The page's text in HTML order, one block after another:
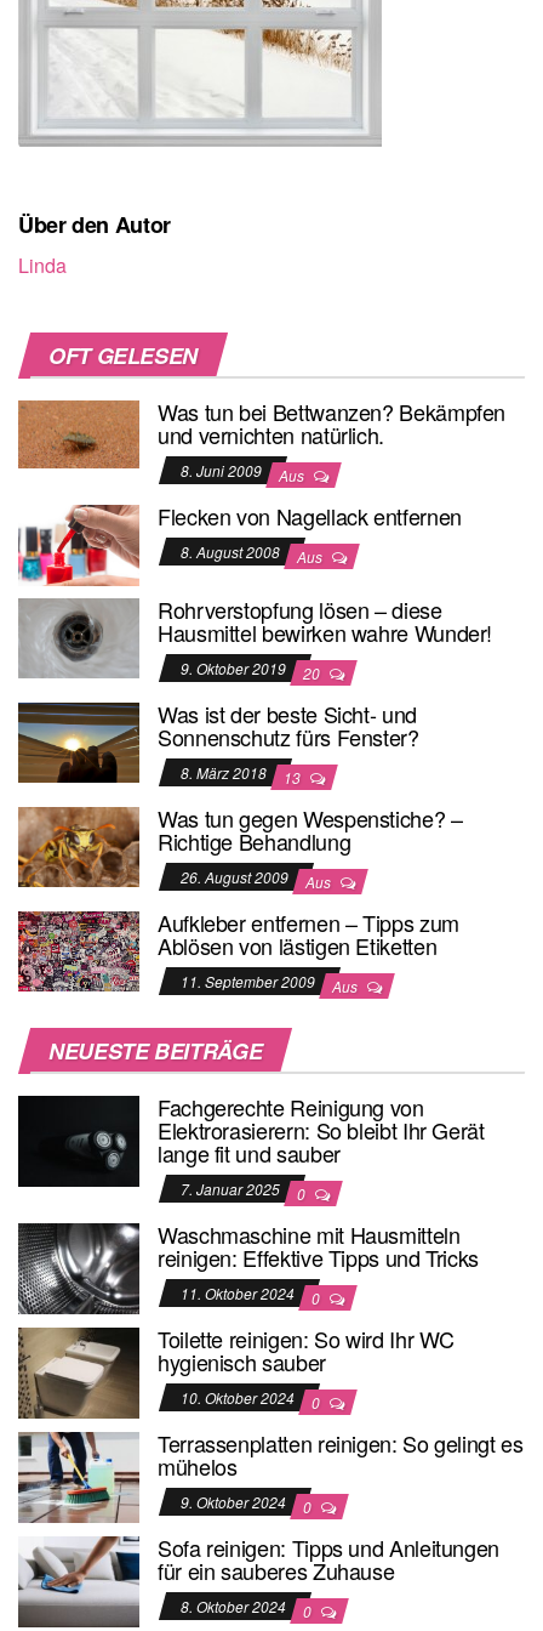
Über den Autor
Linda
OFT GELESEN
Was tun bei Bettwanzen? Bekämpfen
und vernichten natürlich.
8. Juni 2009 Aus
Flecken von Nagellack entfernen
8. August 2008 Aus
Rohrverstopfung lösen – diese
Hausmittel bewirken wahre Wunder!
9. Oktober 2019 20
Was ist der beste Sicht- und
Sonnenschutz fürs Fenster?
8. März 2018 13
Was tun gegen Wespenstiche? –
Richtige Behandlung
26. August 2009 Aus
Aufkleber entfernen – Tipps zum
Ablösen von lästigen Etiketten
11. September 2009 Aus
NEUESTE BEITRÄGE
Fachgerechte Reinigung von
Elektrorasierern: So bleibt Ihr Gerät
lange fit und sauber
7. Januar 2025 0
Waschmaschine mit Hausmitteln
reinigen: Effektive Tipps und Tricks
11. Oktober 2024 0
Toilette reinigen: So wird Ihr WC
hygienisch sauber
10. Oktober 2024 0
Terrassenplatten reinigen: So gelingt es
mühelos
9. Oktober 2024 0
Sofa reinigen: Tipps und Anleitungen
für ein sauberes Zuhause
8. Oktober 2024 0